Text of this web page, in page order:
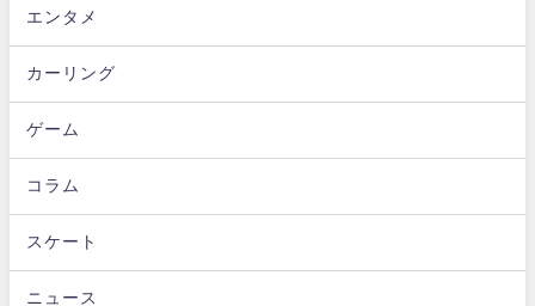
エンタメ
カーリング
ゲーム
コラム
スケート
ニュース